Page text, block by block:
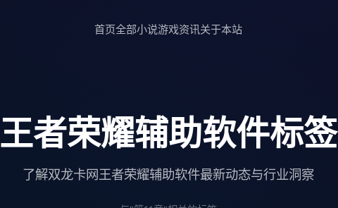
首页全部小说游戏资讯关于本站
王者荣耀辅助软件标签
了解双龙卡网王者荣耀辅助软件最新动态与行业洞察